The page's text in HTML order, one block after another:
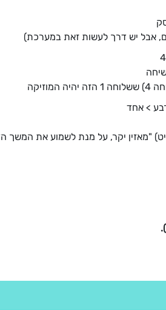
אבל יש דרך לעשות זאת במערכת)
"מאזין יקר, על מנת לשמוע את המשך